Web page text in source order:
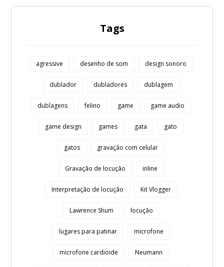
Tags
agressive desenho de som design sonoro
dublador dubladores dublagem
dublagens felino game game audio
game design games gata gato
gatos gravação com celular
Gravação de locução inline
Interpretação de locução Kit Vlogger
Lawrence Shum locução
lugares para patinar microfone
microfone cardioide Neumann